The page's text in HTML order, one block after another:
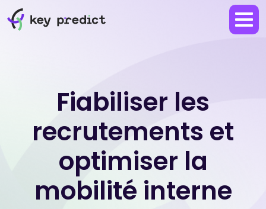
Fiabiliser les
recrutements et
optimiser la
mobilité interne